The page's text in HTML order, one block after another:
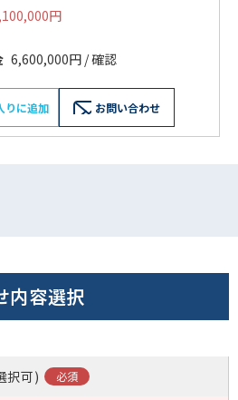
円
6,600,000円 / 確認
りに追加 お問い合わせ
ド：172272
えいただくと
にご案内できます
ームでお問い合わせ
内容選択
択可)